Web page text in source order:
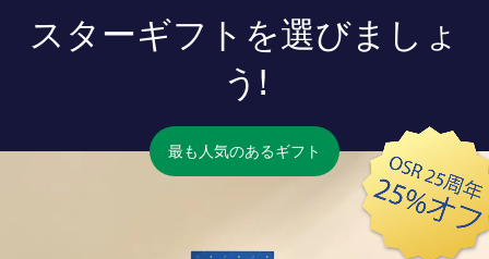
スターギフトを選びましょ
う!
最も人気のあるギフト